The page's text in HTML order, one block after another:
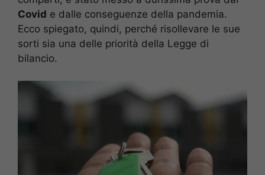
Covid e dalle conseguenze della pandemia.
Ecco spiegato, quindi, perché risollevare le sue
sorti sia una delle priorità della Legge di
bilancio.